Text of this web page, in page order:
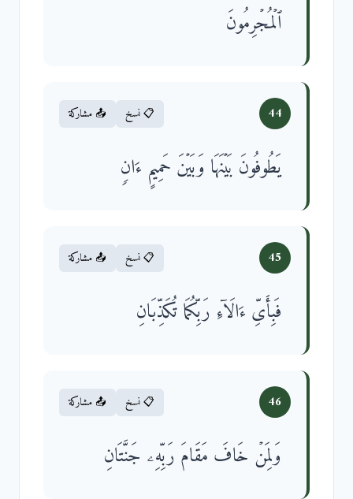
ٱلۡمُجۡرِمُونَ
44 📋 نسخ 📤 مشاركة
یَطُوفُونَ بَیۡنَهَا وَبَیۡنَ حَمِیمٍ ءَانࣲ
45 📋 نسخ 📤 مشاركة
فَبِأَیِّ ءَالَاۤءِ رَبِّكُمَا تُكَذِّبَانِ
46 📋 نسخ 📤 مشاركة
وَلِمَنۡ خَافَ مَقَامَ رَبِّهِۦ جَنَّتَانِ